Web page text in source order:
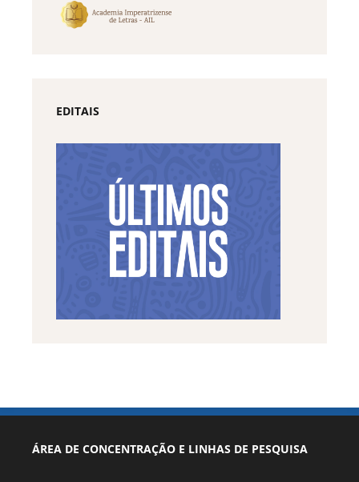
EDITAIS
ÁREA DE CONCENTRAÇÃO E LINHAS DE PESQUISA